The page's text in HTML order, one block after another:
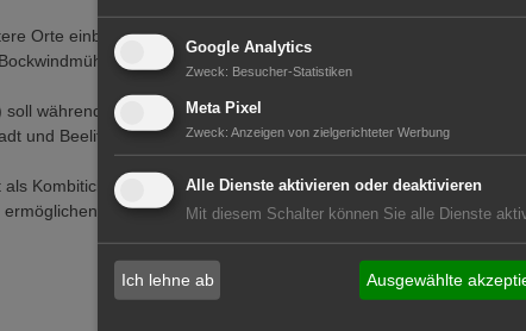
Orte einbezogen: Beelitz-Heilstätten, die umliegenden
sowie die Bullenwiese.
soll während der LAGA als kostenloser Shuttle das LAGA-Gelände
und Beelitz-Heilstätten sowie Spargelerlebnishöfe der Region
Kombiticket vorgesehen, das auch einen Besuch des
wird.
Google Analytics
Zweck: Besucher-Statistiken
Meta Pixel
Zweck: Anzeigen von zielgerichteter Werbung
Alle Dienste aktivieren oder deaktivieren
Mit diesem Schalter können Sie alle Dienste
Ich lehne ab Ausgewählte